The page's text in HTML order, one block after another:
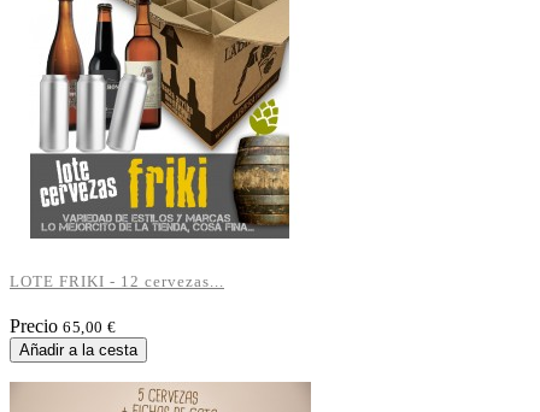
LOTE FRIKI - 12 cervezas...
Precio 65,00 €
Añadir a la cesta